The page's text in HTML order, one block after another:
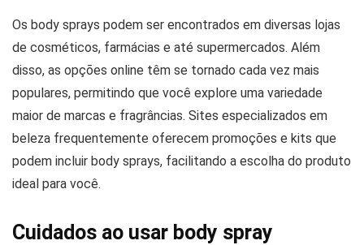
Os body sprays podem ser encontrados em diversas lojas
de cosméticos, farmácias e até supermercados. Além
disso, as opções online têm se tornado cada vez mais
populares, permitindo que você explore uma variedade
maior de marcas e fragrâncias. Sites especializados em
beleza frequentemente oferecem promoções e kits que
podem incluir body sprays, facilitando a escolha do produto
ideal para você.
Cuidados ao usar body spray